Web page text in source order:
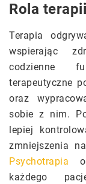
Rola
Terapia
wspierając
codzienne
terapeutyczne
oraz
sobie z nim.
lepiej
zmniejszenia
Psychotrapia
każdego